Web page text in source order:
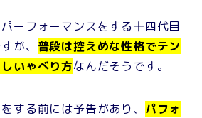
ーフォーマンスをする十四代目
が、 普段は控えめな性格でテン
いゃべり方なんだそうです。
する前には予告があり、 パフォ